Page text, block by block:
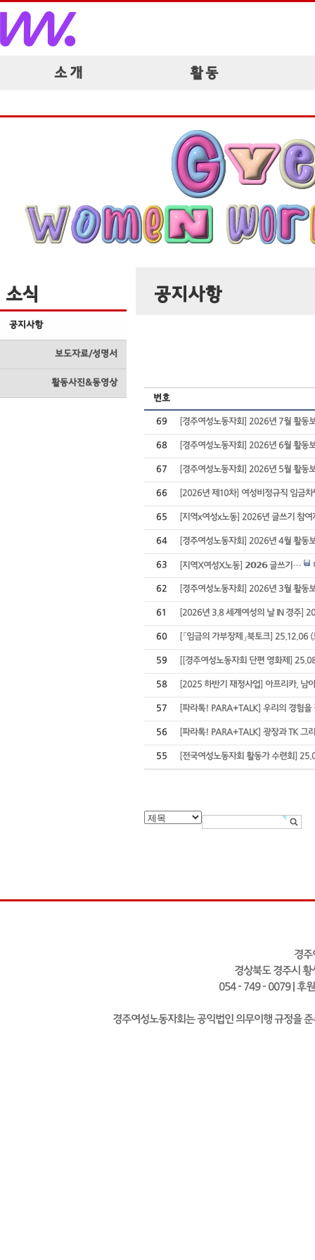
소 개 활 동
소식
공지사항
보도자료/성명서
활동사진&동영상
공지사항
번호
69 [경주여성노동자회] 2026년 7월 활동
68 [경주여성노동자회] 2026년 6월 활동
67 [경주여성노동자회] 2026년 5월 활동
66 [2026년 제10차] 여성비정규직 임금
65 [지역x여성x노동] 2026년 글쓰기 참여
64 [경주여성노동자회] 2026년 4월 활동
63 [지역X여성X노동] 𝟮𝟬𝟮𝟲 글쓰기…
62 [경주여성노동자회] 2026년 3월 활동
61 [2026년 3.8 세계여성의 날 IN 경주]
60 [「임금의 가부장제」북토크] 25.12.06
59 [[경주여성노동자회 단편 영화제]
58 [2025 하반기 재정사업] 아프리카, 남
57 [파라톡! PARA+TALK] 우리의 경험
56 [파라톡! PARA+TALK] 광장과 TK 그
55 [전국여성노동자회 활동가 수련회]
경주
경상북도 경주시
054 - 749 - 0079 | 후
경주여성노동자회는 공익법인 의무이행 규정을